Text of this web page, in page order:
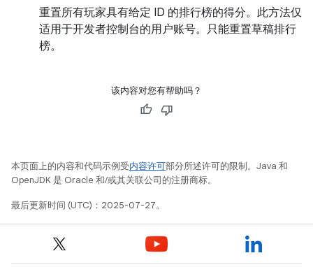
重置所有玩家具有给定 ID 的排行榜的得分。此方法仅
适用于开发者控制台的用户账号。只能重置草稿排行
榜。
该内容对您有帮助吗？
本页面上的内容和代码示例受内容许可部分所述许可的限制。Java 和
OpenJDK 是 Oracle 和/或其关联公司的注册商标。
最后更新时间 (UTC)：2025-07-27。